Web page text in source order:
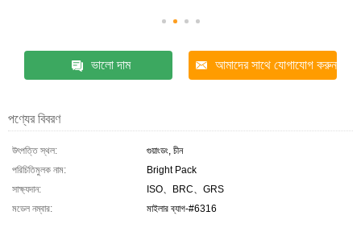
ভালো দাম আমাদের সাথে যোগাযোগ করুন
পণ্যের বিবরণ
উৎপত্তি স্থল:
গুয়াংডং, চীন
পরিচিতিমুলক নাম:
Bright Pack
সাক্ষ্যদান:
ISO、BRC、GRS
মডেল নম্বার:
মাইলার ব্যাগ-#6316